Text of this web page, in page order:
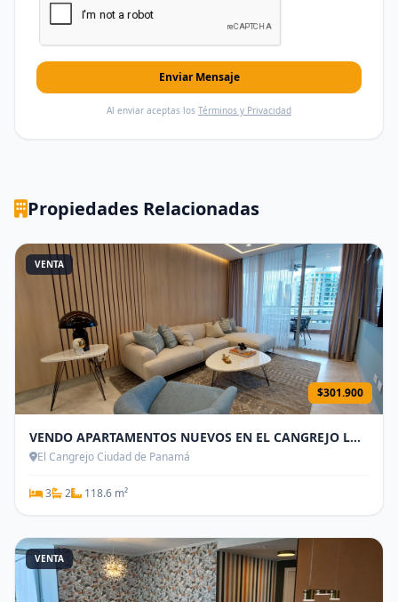
Enviar Mensaje
Al enviar aceptas los Términos y Privacidad
Propiedades Relacionadas
VENTA
$301.900
VENDO APARTAMENTOS NUEVOS EN EL CANGREJO LUXOR 400 - 3 R
El Cangrejo Ciudad de Panamá
3 2 118.6 m²
VENTA